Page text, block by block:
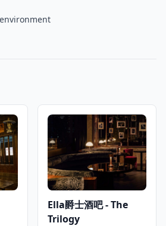
Ella爵士酒吧 - The
Trilogy